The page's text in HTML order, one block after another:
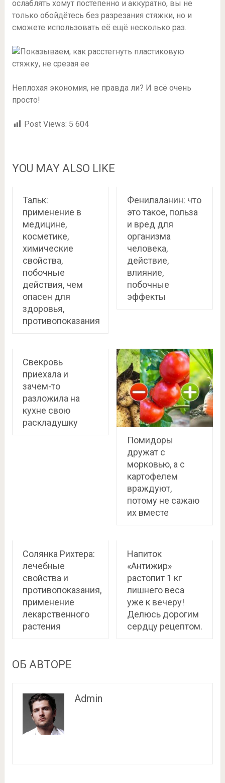
ослаблять хомут постепенно и аккуратно, вы не
только обойдётесь без разрезания стяжки, но и
сможете использовать её ещё несколько раз.
Неплохая экономия, не правда ли? И всё очень
просто!
Post Views: 5 604
YOU MAY ALSO LIKE
Тальк:
применение в
медицине,
косметике,
химические
свойства,
побочные
действия, чем
опасен для
здоровья,
противопоказания
Фенилаланин: что
это такое, польза
и вред для
организма
человека,
действие,
влияние,
побочные
эффекты
Свекровь
приехала и
зачем-то
разложила на
кухне свою
раскладушку
Помидоры
дружат с
морковью, а с
картофелем
враждуют,
потому не сажаю
их вместе
Солянка Рихтера:
лечебные
свойства и
противопоказания,
применение
лекарственного
растения
Напиток
«Антижир»
растопит 1 кг
лишнего веса
уже к вечеру!
Делюсь дорогим
сердцу рецептом.
ОБ АВТОРЕ
Admin